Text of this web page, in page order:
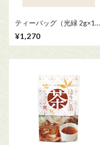
ティーバッグ（光緑 2g×10
¥1,270